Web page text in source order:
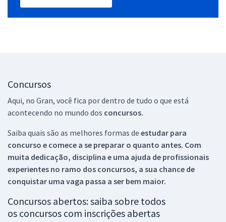
Concursos
Aqui, no Gran, você fica por dentro de tudo o que está
acontecendo no mundo dos concursos.
Saiba quais são as melhores formas de estudar para
concurso e comece a se preparar o quanto antes. Com
muita dedicação, disciplina e uma ajuda de profissionais
experientes no ramo dos concursos, a sua chance de
conquistar uma vaga passa a ser bem maior.
Concursos abertos: saiba sobre todos
os concursos com inscrições abertas